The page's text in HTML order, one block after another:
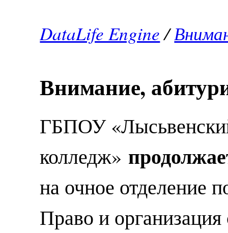
DataLife Engine/
Внимание,
ГБПОУ
колледж»
на очное отделение
Право и